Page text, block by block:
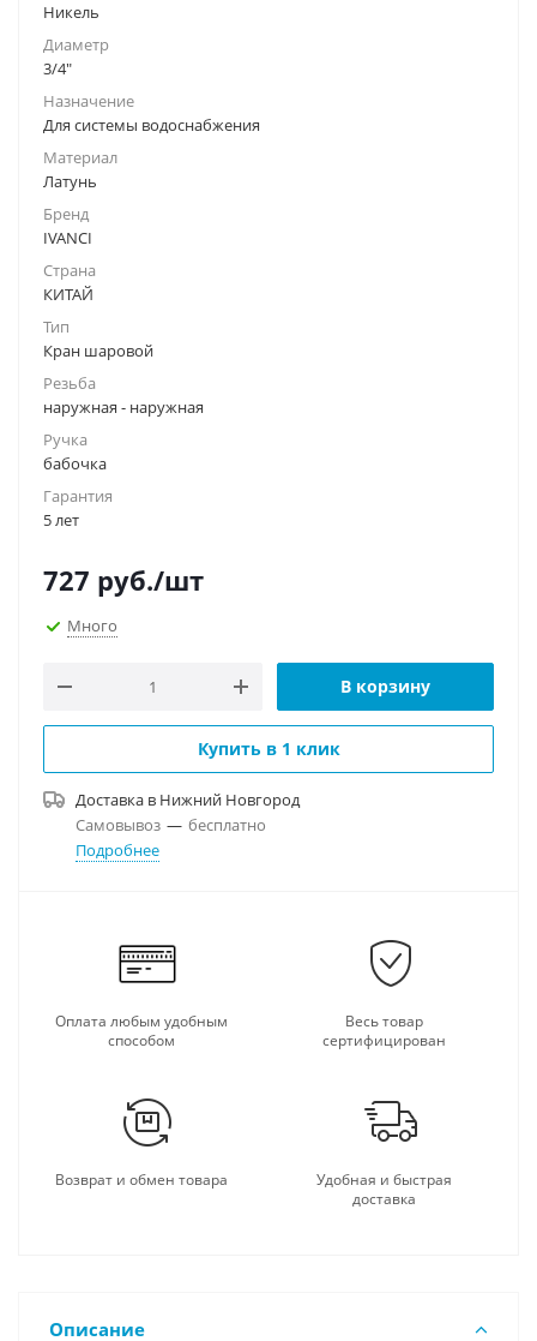
Никель
Диаметр
3/4"
Назначение
Для системы водоснабжения
Материал
Латунь
Бренд
IVANCI
Страна
КИТАЙ
Тип
Кран шаровой
Резьба
наружная - наружная
Ручка
бабочка
Гарантия
5 лет
727 руб./шт
Много
В корзину
Купить в 1 клик
Доставка в Нижний Новгород
Самовывоз — бесплатно
Подробнее
Оплата любым удобным
способом
Весь товар
сертифицирован
Возврат и обмен товара
Удобная и быстрая
доставка
Описание